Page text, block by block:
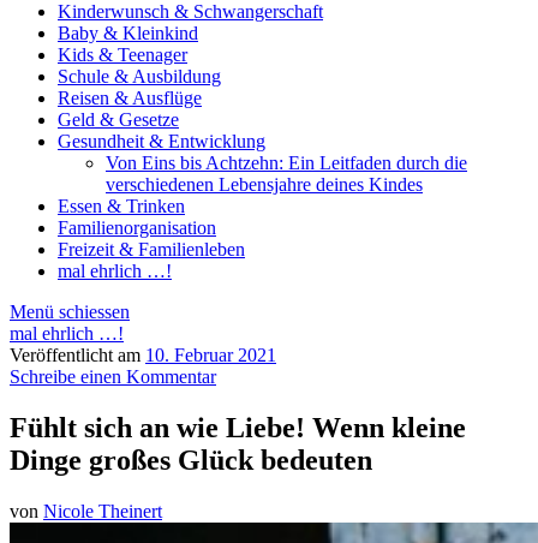
Kinderwunsch & Schwangerschaft
Baby & Kleinkind
Kids & Teenager
Schule & Ausbildung
Reisen & Ausflüge
Geld & Gesetze
Gesundheit & Entwicklung
Von Eins bis Achtzehn: Ein Leitfaden durch die
verschiedenen Lebensjahre deines Kindes
Essen & Trinken
Familienorganisation
Freizeit & Familienleben
mal ehrlich …!
Menü schiessen
mal ehrlich …!
Veröffentlicht am 10. Februar 2021
Schreibe einen Kommentar
Fühlt sich an wie Liebe! Wenn kleine
Dinge großes Glück bedeuten
von Nicole Theinert